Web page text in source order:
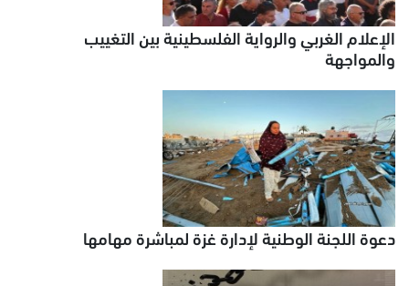
الإعلام الغربي والرواية الفلسطينية بين التغييب
والمواجهة
دعوة اللجنة الوطنية لإدارة غزة لمباشرة مهامها